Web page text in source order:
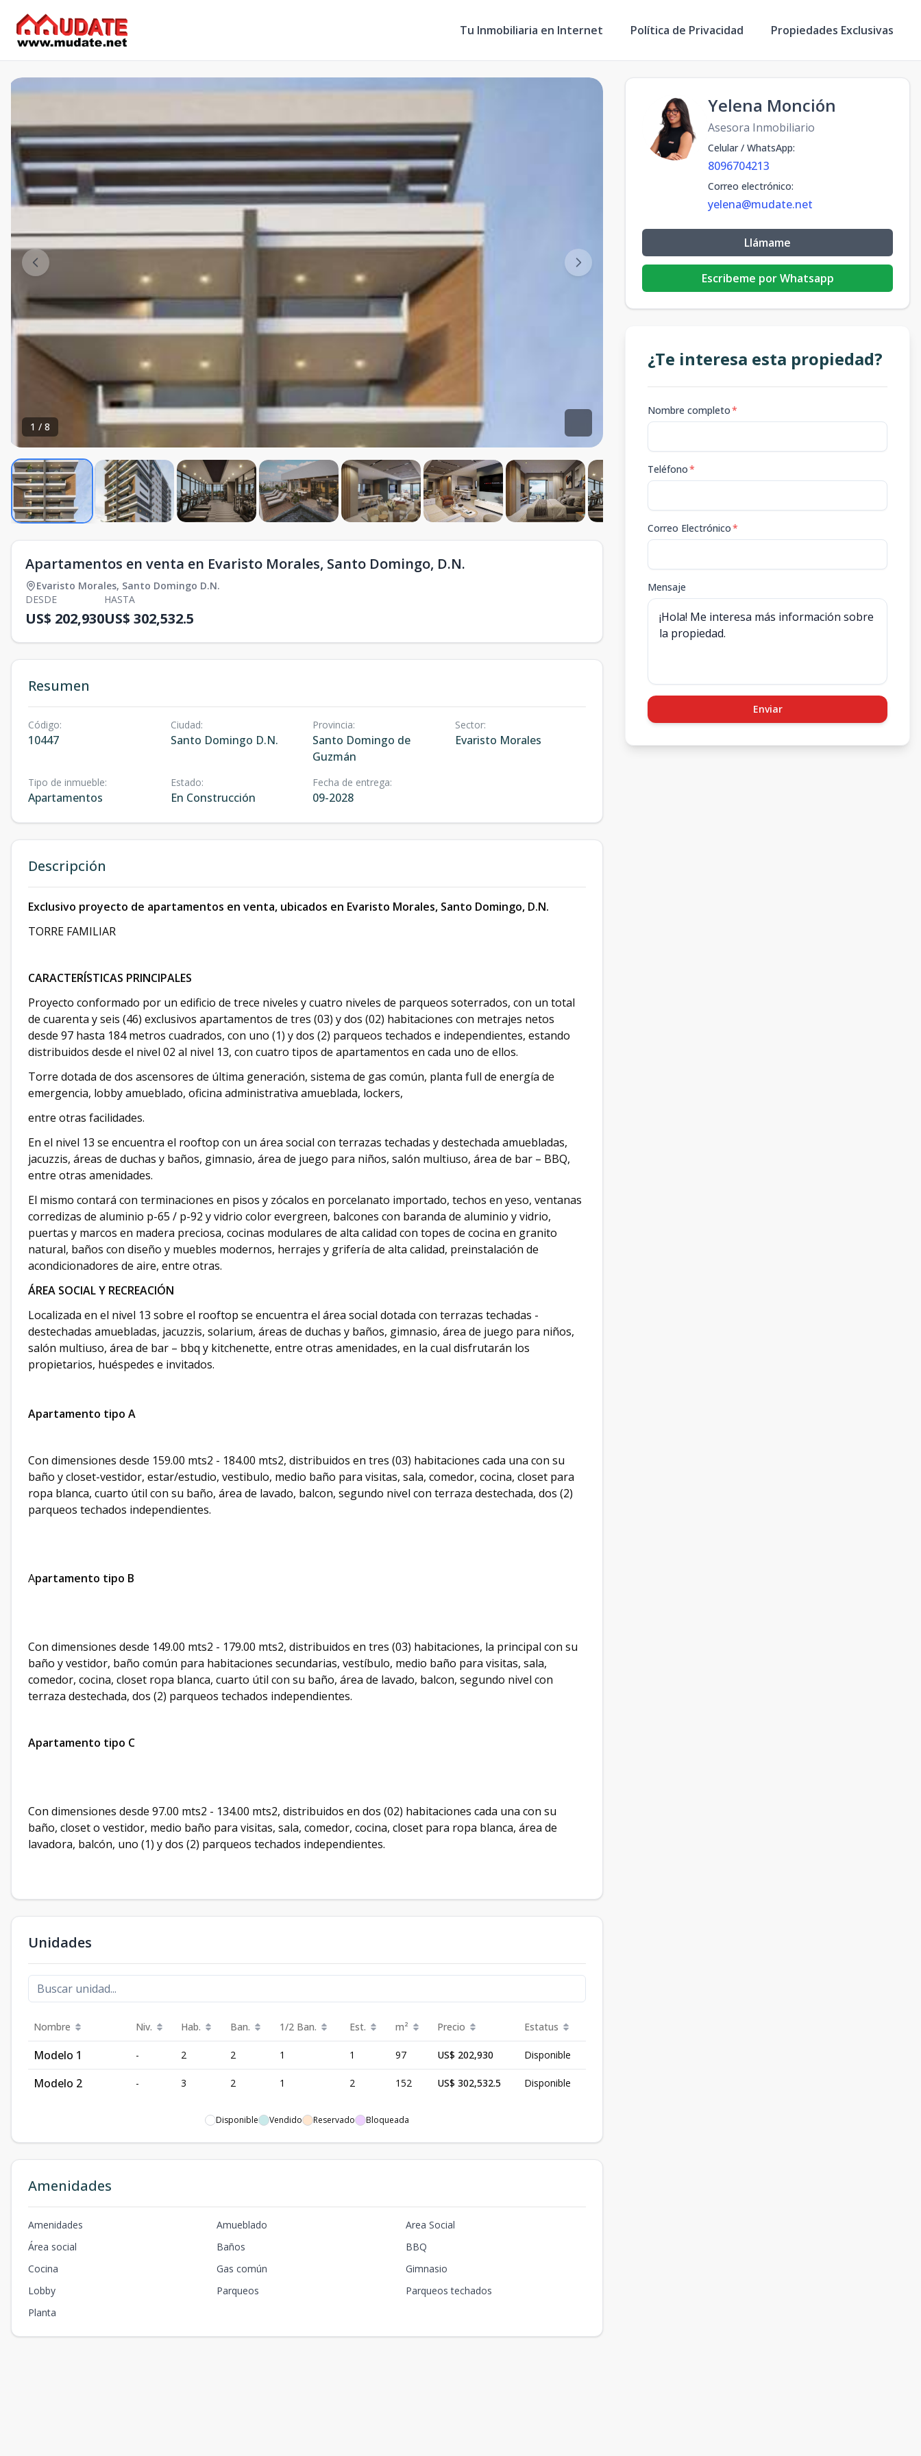
Tu Inmobiliaria en Internet Política de Privacidad Propiedades Exclusivas
1 / 8
Apartamentos en venta en Evaristo Morales, Santo Domingo, D.N.
Evaristo Morales, Santo Domingo D.N.
DESDE
US$ 202,930
HASTA
US$ 302,532.5
Resumen
Código:
10447
Ciudad:
Santo Domingo D.N.
Provincia:
Santo Domingo de
Guzmán
Sector:
Evaristo Morales
Tipo de inmueble:
Apartamentos
Estado:
En Construcción
Fecha de entrega:
09-2028
Descripción
Exclusivo proyecto de apartamentos en venta, ubicados en Evaristo Morales, Santo Domingo, D.N.
TORRE FAMILIAR
CARACTERÍSTICAS PRINCIPALES
Proyecto conformado por un edificio de trece niveles y cuatro niveles de parqueos soterrados, con un total
de cuarenta y seis (46) exclusivos apartamentos de tres (03) y dos (02) habitaciones con metrajes netos
desde 97 hasta 184 metros cuadrados, con uno (1) y dos (2) parqueos techados e independientes, estando
distribuidos desde el nivel 02 al nivel 13, con cuatro tipos de apartamentos en cada uno de ellos.
Torre dotada de dos ascensores de última generación, sistema de gas común, planta full de energía de
emergencia, lobby amueblado, oficina administrativa amueblada, lockers,
entre otras facilidades.
En el nivel 13 se encuentra el rooftop con un área social con terrazas techadas y destechada amuebladas,
jacuzzis, áreas de duchas y baños, gimnasio, área de juego para niños, salón multiuso, área de bar – BBQ,
entre otras amenidades.
El mismo contará con terminaciones en pisos y zócalos en porcelanato importado, techos en yeso, ventanas
corredizas de aluminio p-65 / p-92 y vidrio color evergreen, balcones con baranda de aluminio y vidrio,
puertas y marcos en madera preciosa, cocinas modulares de alta calidad con topes de cocina en granito
natural, baños con diseño y muebles modernos, herrajes y grifería de alta calidad, preinstalación de
acondicionadores de aire, entre otras.
ÁREA SOCIAL Y RECREACIÓN
Localizada en el nivel 13 sobre el rooftop se encuentra el área social dotada con terrazas techadas -
destechadas amuebladas, jacuzzis, solarium, áreas de duchas y baños, gimnasio, área de juego para niños,
salón multiuso, área de bar – bbq y kitchenette, entre otras amenidades, en la cual disfrutarán los
propietarios, huéspedes e invitados.
Apartamento tipo A
Con dimensiones desde 159.00 mts2 - 184.00 mts2, distribuidos en tres (03) habitaciones cada una con su
baño y closet-vestidor, estar/estudio, vestibulo, medio baño para visitas, sala, comedor, cocina, closet para
ropa blanca, cuarto útil con su baño, área de lavado, balcon, segundo nivel con terraza destechada, dos (2)
parqueos techados independientes.
Apartamento tipo B
Con dimensiones desde 149.00 mts2 - 179.00 mts2, distribuidos en tres (03) habitaciones, la principal con su
baño y vestidor, baño común para habitaciones secundarias, vestíbulo, medio baño para visitas, sala,
comedor, cocina, closet ropa blanca, cuarto útil con su baño, área de lavado, balcon, segundo nivel con
terraza destechada, dos (2) parqueos techados independientes.
Apartamento tipo C
Con dimensiones desde 97.00 mts2 - 134.00 mts2, distribuidos en dos (02) habitaciones cada una con su
baño, closet o vestidor, medio baño para visitas, sala, comedor, cocina, closet para ropa blanca, área de
lavadora, balcón, uno (1) y dos (2) parqueos techados independientes.
Unidades
Nombre Niv. Hab. Ban. 1/2 Ban. Est. m² Precio Estatus
Modelo 1 - 2 2 1 1 97 US$ 202,930 Disponible
Modelo 2 - 3 2 1 2 152 US$ 302,532.5 Disponible
Disponible Vendido Reservado Bloqueada
Amenidades
Amenidades Amueblado
Area Social
Área social
Baños
BBQ
Cocina
Gas común
Gimnasio
Lobby
Parqueos
Parqueos techados
Planta
Yelena Monción
Asesora Inmobiliario
Celular / WhatsApp:
8096704213
Correo electrónico:
yelena@mudate.net
Llámame
Escribeme por Whatsapp
¿Te interesa esta propiedad?
Nombre completo*
Teléfono*
Correo Electrónico*
Mensaje
Enviar